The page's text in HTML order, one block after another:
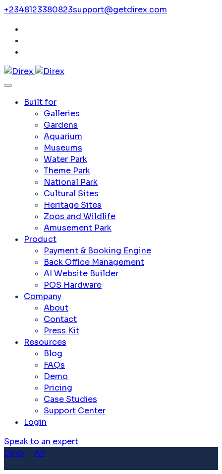
+2348123380823support@getdirex.com
Built for
Galleries
Gardens
Aquarium
Museums
Water Park
Theme Park
National Park
Cultural Sites
Heritage Sites
Zoos and Wildlife
Amusement Park
Product
Payment & Booking Engine
Back Office Management
AI Website Builder
POS Hardware
Company
About
Contact
Press Kit
Resources
Blog
FAQs
Demo
Pricing
Case Studies
Support Center
Login
Speak to an expert
Direx
All